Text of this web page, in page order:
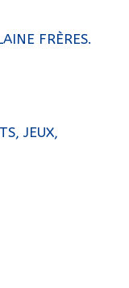
FRÈRES.
JEUX,